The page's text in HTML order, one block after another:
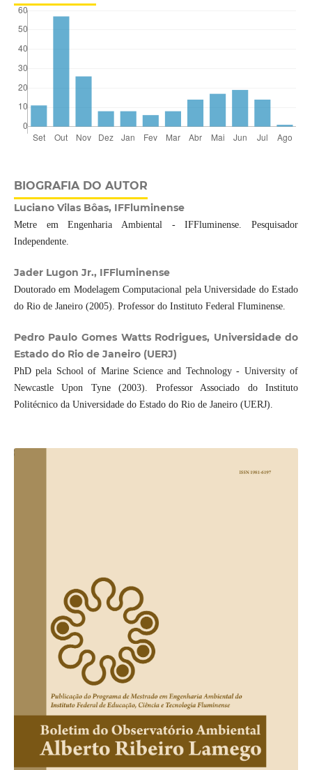
BIOGRAFIA DO AUTOR
Luciano Vilas Bôas, IFFluminense
Metre em Engenharia Ambiental - IFFluminense. Pesquisador
Independente.
Jader Lugon Jr., IFFluminense
Doutorado em Modelagem Computacional pela Universidade do Estado
do Rio de Janeiro (2005). Professor do Instituto Federal Fluminense.
Pedro Paulo Gomes Watts Rodrigues, Universidade do
Estado do Rio de Janeiro (UERJ)
PhD pela School of Marine Science and Technology - University of
Newcastle Upon Tyne (2003). Professor Associado do Instituto
Politécnico da Universidade do Estado do Rio de Janeiro (UERJ).